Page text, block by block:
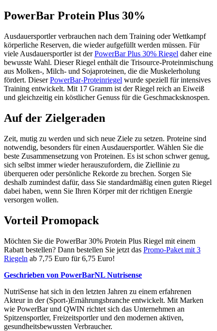
PowerBar Protein Plus 30%
Ausdauersportler verbrauchen nach dem Training oder Wettkampf
körperliche Reserven, die wieder aufgefüllt werden müssen. Für
viele Ausdauersportler ist derPowerBar Plus 30% Riegel daher eine
bewusste Wahl. Dieser Riegel enthält die Trisource-Proteinmischung
aus Molken-, Milch- und Sojaproteinen, die die Muskelerholung
fördert. DieserPowerBar-Proteinriegel wurde speziell für intensives
Training entwickelt. Mit 17 Gramm ist der Riegel reich an Eiweiß
und gleichzeitig ein köstlicher Genuss für die Geschmacksknospen.
Auf der Zielgeraden
Zeit, mutig zu werden und sich neue Ziele zu setzen. Proteine sind
notwendig, besonders für einen Ausdauersportler. Wählen Sie die
beste Zusammensetzung von Proteinen. Es ist schon schwer genug,
sich selbst immer wieder herauszufordern, die Ziellinie zu
überqueren oder persönliche Rekorde zu brechen. Sorgen Sie
deshalb zumindest dafür, dass Sie standardmäßig einen guten Riegel
dabei haben, wenn Sie Ihren Körper mit der richtigen Energie
versorgen wollen.
Vorteil Promopack
Möchten Sie die PowerBar 30% Protein Plus Riegel mit einem
Rabatt bestellen? Dann bestellen Sie jetzt das Promo-Paket mit 3
Riegeln ab 7,75 Euro für 6,75 Euro!
Geschrieben von PowerBarNL Nutrisense
NutriSense hat sich in den letzten Jahren zu einem erfahrenen
Akteur in der (Sport-)Ernährungsbranche entwickelt. Mit Marken
wie PowerBar und QWIN richtet sich das Unternehmen an
Spitzensportler, Freizeitsportler und den modernen aktiven,
gesundheitsbewussten Verbraucher.